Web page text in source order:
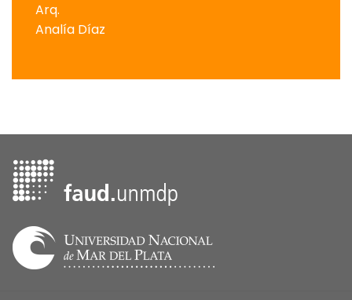
Arq.
Analía Díaz